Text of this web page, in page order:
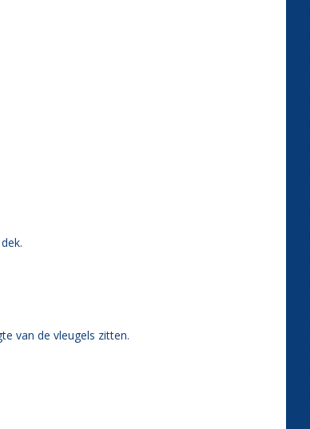
van de vleugels zitten.